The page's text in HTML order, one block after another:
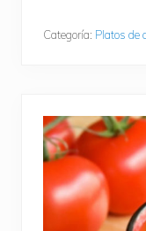
Categoría: Platos de